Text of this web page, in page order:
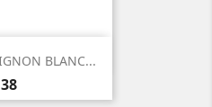
viewBLANC...